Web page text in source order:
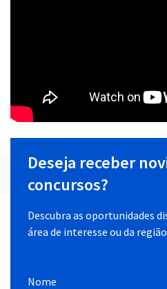
Deseja receber
concursos?
Descubra as oportunidades
área de interesse ou da
Nome